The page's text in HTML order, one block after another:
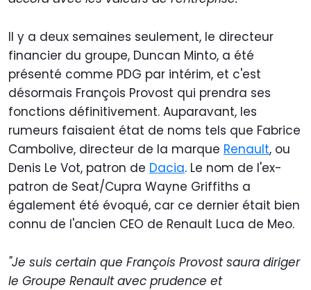
Il y a deux semaines seulement, le directeur
financier du groupe, Duncan Minto, a été
présenté comme PDG par intérim, et c'est
désormais François Provost qui prendra ses
fonctions définitivement. Auparavant, les
rumeurs faisaient état de noms tels que Fabrice
Cambolive, directeur de la marque Renault, ou
Denis Le Vot, patron de Dacia. Le nom de l'ex-
patron de Seat/Cupra Wayne Griffiths a
également été évoqué, car ce dernier était bien
connu de l'ancien CEO de Renault Luca de Meo.
"Je suis certain que François Provost saura diriger
le Groupe Renault avec prudence et